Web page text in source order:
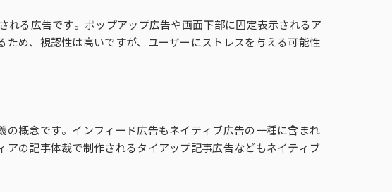
アフーズレポ
れる広告です。ポップアップ広告や画面下部に固定表示されるア
め、視認性は高いですが、ユーザーにストレスを与える可能性
概念です。インフィード広告もネイティブ広告の一種に含まれ
の記事体裁で制作されるタイアップ記事広告などもネイティブ